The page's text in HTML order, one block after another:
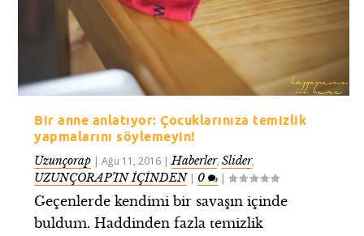
Bir anne anlatıyor: Çocuklarınıza temizlik
yapmalarını söylemeyin!
Uzunçorap |Ağu 11, 2016 |Haberler,Slider,
UZUNÇORAP’IN İÇİNDEN| 0 |
Geçenlerde kendimi bir savaşın içinde
buldum. Haddinden fazla temizlik